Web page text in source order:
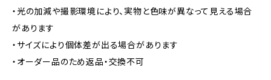
・光の加減や撮影環境により、実物と色味が異なって見える場合
があります
・サイズにより個体差が出る場合があります
・オーダー品のため返品・交換不可